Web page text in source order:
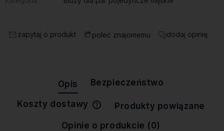
zapytaj o produkt poleć znajomemu dodaj opinię
Opis Bezpieczeństwo
Koszty dostawy
Cena nie zawiera ewentualnych
Produkty powiązane
Opinie o produkcie (0)